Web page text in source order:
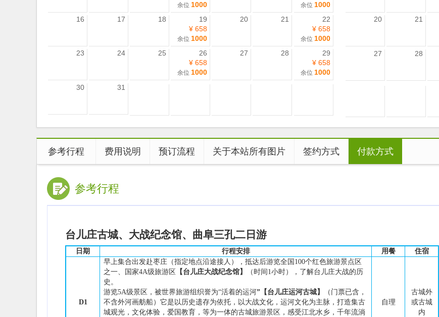
余位 1000 余位 1000
16
17 18
19
¥ 658
余位 1000
20 21
22
¥ 658
余位 1000
23
24 25
26
¥ 658
余位 1000
27 28
29
¥ 658
余位 1000
30
31
20
21
27
28
参考行程 费用说明 预订流程 关于本站所有图片 签约方式 付款方式
参考行程
台儿庄古城、大战纪念馆、曲阜三孔二日游
日期 行程安排 用餐 住宿
D1
早上集合出发赴枣庄（指定地点沿途接人），抵达后游览全国 100个红色旅游景点区
之一、国家4A级旅游区 【台儿庄大战纪念馆】 （时间 1小时），了解台儿庄大战的历
史。
游览5A级景区，被世界旅游组 织誉为“活着的运河” 【 台儿庄运河古城】
（门票已含，
不含外河画舫船）它是以历史遗存为依托，以大战文化，运河文化为主脉，打造集古
城观光，文化体验，爱国教育，等为一体的古城旅游景区，感受江北水乡，千年流淌
自理
古城外
或古城
内